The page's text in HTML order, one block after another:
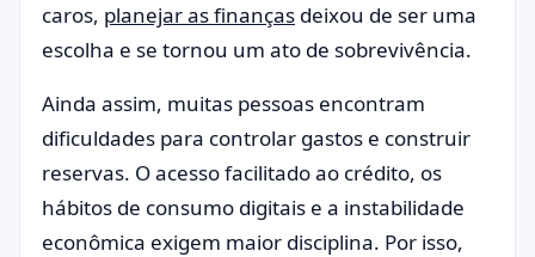
caros, planejar as finanças deixou de ser uma
escolha e se tornou um ato de sobrevivência.
Ainda assim, muitas pessoas encontram
dificuldades para controlar gastos e construir
reservas. O acesso facilitado ao crédito, os
hábitos de consumo digitais e a instabilidade
econômica exigem maior disciplina. Por isso,